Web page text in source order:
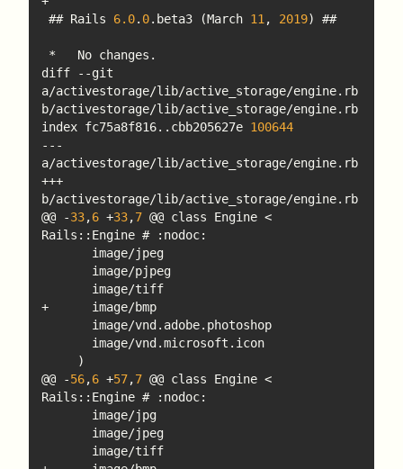
## Rails 6.0. 0.beta3 (March 11, 2019
diff --git
a/activestorage/lib/active_storage/engine.rb
index fc75a8f816..cbb205627e 100644
---
+++
@@ -33,6 +33,7 @@ class Engine <
@@ -56,6 +57,7 @@ class Engine <